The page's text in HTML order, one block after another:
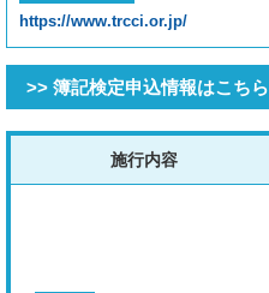
https://www.trcci.or.jp/
>> 簿記検定申込情報はこちら
施行内容